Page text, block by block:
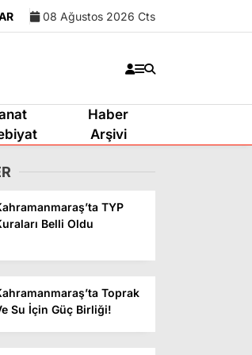
08 Ağustos 2026 Cts
Haber
Arşivi
TYP
Belli Oldu
Toprak
Su İçin Güç Birliği!